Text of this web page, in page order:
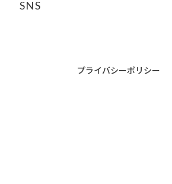
SNS
プライバシーポリシー